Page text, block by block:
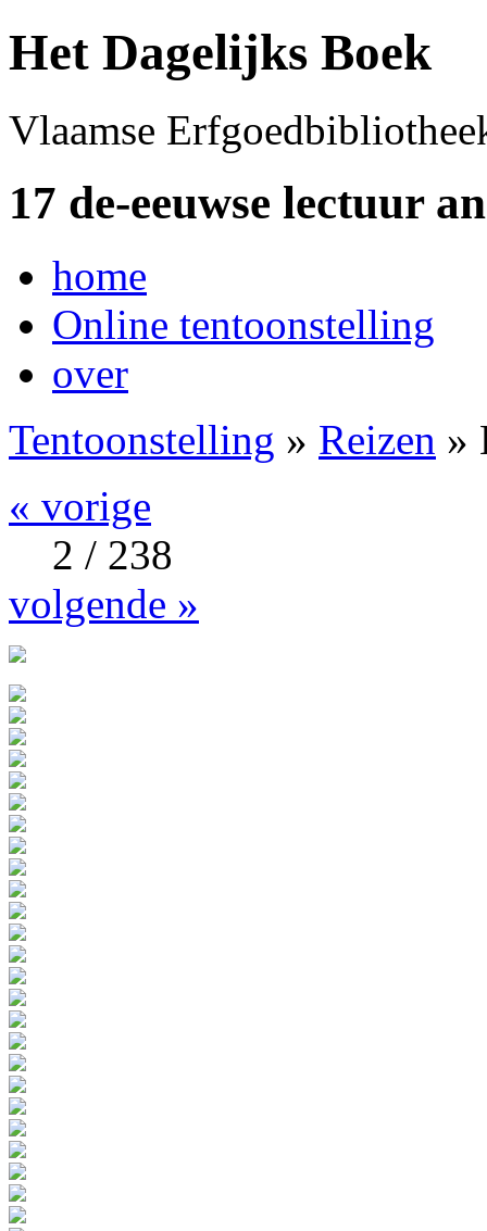
Het Dagelijks Boek
Vlaamse
17 de-eeuwse lectuur
home
Online tentoonstelling
over
Tentoonstelling » Reizen »
« vorige
2 / 238
volgende »